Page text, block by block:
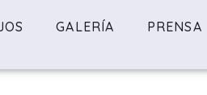
GALERÍA PRENSA